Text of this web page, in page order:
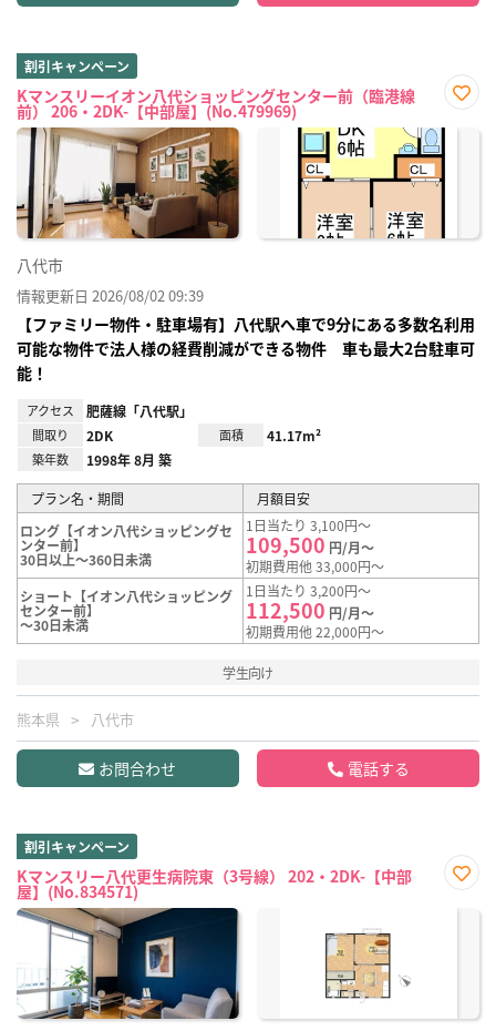
割引キャンペーン
Kマンスリーイオン八代ショッピングセンター前（臨港線
前） 206・2DK-【中部屋】(No.479969)
に入
八代市
情報更新日 2026/08/02 09:39
【ファミリー物件・駐車場有】八代駅へ車で9分にある多数名利用
可能な物件で法人様の経費削減ができる物件 車も最大2台駐車可
能！
アクセス 肥薩線「八代駅」
間取り 2DK 面積 41.17m²
築年数 1998年 8月 築
プラン名・期間
月額目安
ロング【イオン八代ショッピングセ
ンター前】
30日以上～360日未満
1日当たり 3,100円～
109,500 円/月～
初期費用他 33,000円～
ショート【イオン八代ショッピング
センター前】
～30日未満
1日当たり 3,200円～
112,500 円/月～
初期費用他 22,000円～
学生向け
熊本県 八代市
お問合わせ 電話する
割引キャンペーン
Kマンスリー八代更生病院東（3号線） 202・2DK-【中部
屋】(No.834571)
に入